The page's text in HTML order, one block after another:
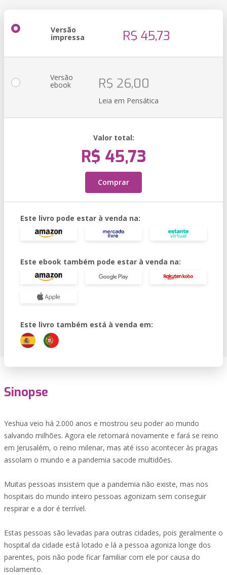
Versão
impressa R$ 45,73
Versão
ebook R$ 26,00
Leia em Pensática
Valor total:
R$ 45,73
Comprar
Este livro pode estar à venda na:
Este ebook também pode estar à venda na:
Este livro também está à venda em:
Sinopse
Yeshua veio há 2.000 anos e mostrou seu poder ao mundo
salvando milhões. Agora ele retornará novamente e fará se reino
em Jerusalém, o reino milenar, mas até isso acontecer às pragas
assolam o mundo e a pandemia sacode multidões.
Muitas pessoas insistem que a pandemia não existe, mas nos
hospitais do mundo inteiro pessoas agonizam sem conseguir
respirar e a dor é terrível.
Estas pessoas são levadas para outras cidades, pois geralmente o
hospital da cidade está lotado e lá a pessoa agoniza longe dos
parentes, pois não pode ficar familiar com ele por causa do
isolamento.